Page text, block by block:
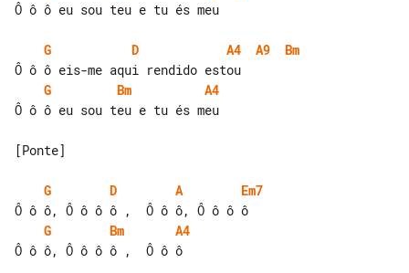
Ô ô ô eu sou teu e tu és meu
G D A4 A9
Bm
G
Bm
A4
Ô ô ô eu sou teu e tu és meu
[Ponte]
G D A
Em7
G
Bm
A4
Ô ô ô, Ô ô ô ô ,  Ô ô ô